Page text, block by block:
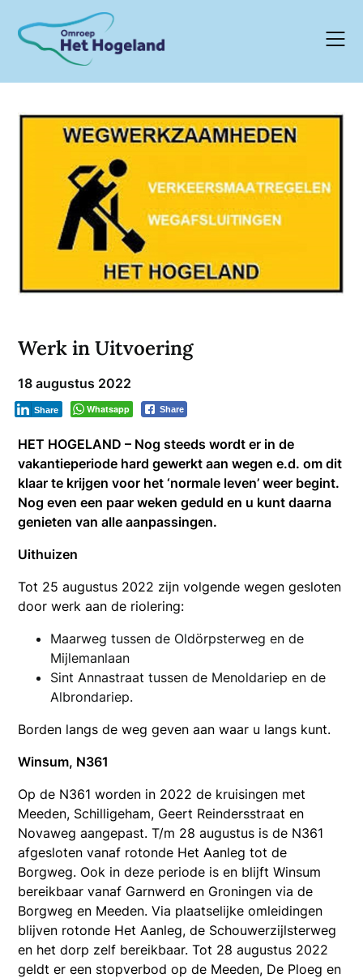
content
Werk in Uitvoering
18 augustus 2022
Whatsapp Share
Share
HET HOGELAND – Nog steeds wordt er in de
vakantieperiode hard gewerkt aan wegen e.d. om dit
klaar te krijgen voor het ‘normale leven’ weer begint.
Nog even een paar weken geduld en u kunt daarna
genieten van alle aanpassingen.
Uithuizen
Tot 25 augustus 2022 zijn volgende wegen gesloten
door werk aan de riolering:
Maarweg tussen de Oldörpsterweg en de
Mijlemanlaan
Sint Annastraat tussen de Menoldariep en de
Albrondariep.
Borden langs de weg geven aan waar u langs kunt.
Winsum, N361
Op de N361 worden in 2022 de kruisingen met
Meeden, Schilligeham, Geert Reindersstraat en
Novaweg aangepast. T/m 28 augustus is de N361
afgesloten vanaf rotonde Het Aanleg tot de
Borgweg. Ook in deze periode is en blijft Winsum
bereikbaar vanaf Garnwerd en Groningen via de
Borgweg en Meeden. Via plaatselijke omleidingen
blijven rotonde Het Aanleg, de Schouwerzijlsterweg
en het dorp zelf bereikbaar. Tot 28 augustus 2022
geldt er een stopverbod op de Meeden, De Ploeg en